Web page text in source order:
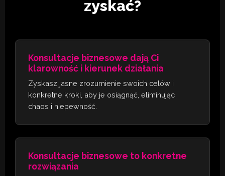
zyskać?
Konsultacje biznesowe dają Ci
klarowność i kierunek działania
Zyskasz jasne zrozumienie swoich celów i
konkretne kroki, aby je osiągnąć, eliminując
chaos i niepewność.
Konsultacje biznesowe to konkretne
rozwiązania